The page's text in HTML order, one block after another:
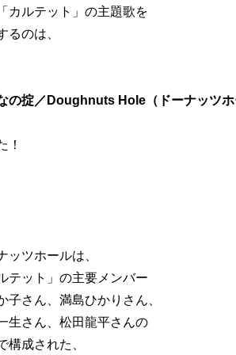
カルテット」の主題歌を
るのは、
の掟／Doughnuts Hole（ドーナッツ
！
ッツホールは、
テット」の主要メンバー
子さん、満島ひかりさん、
生さん、松田龍平さんの
構成された、